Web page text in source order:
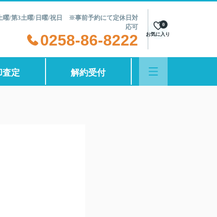
曜/第3土曜/日曜/祝日 ※事前予約にて定休日対
応可
0258-86-8222 お気に入り
0
査定 解約受付